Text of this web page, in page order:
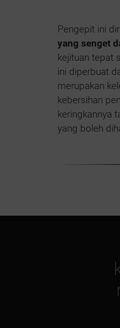
Pengepit ini
yang senget
kejituan tepat
ini diperbuat
merupakan
kebersihan
keringkannya
yang boleh